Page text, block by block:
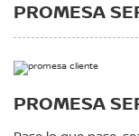
PROMESA
PROMESA